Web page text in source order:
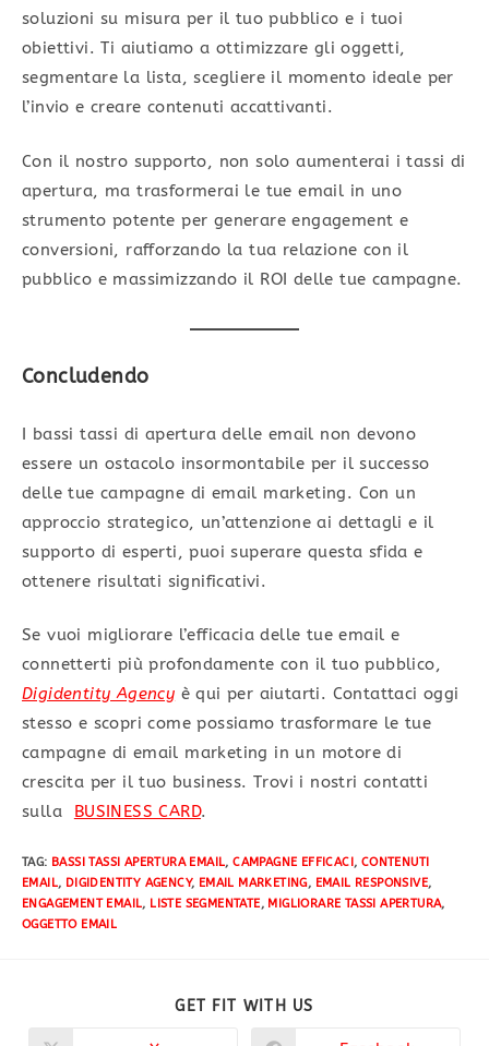
soluzioni su misura per il tuo pubblico e i tuoi
obiettivi. Ti aiutiamo a ottimizzare gli oggetti,
segmentare la lista, scegliere il momento ideale per
l’invio e creare contenuti accattivanti.
Con il nostro supporto, non solo aumenterai i tassi di
apertura, ma trasformerai le tue email in uno
strumento potente per generare engagement e
conversioni, rafforzando la tua relazione con il
pubblico e massimizzando il ROI delle tue campagne.
Concludendo
I bassi tassi di apertura delle email non devono
essere un ostacolo insormontabile per il successo
delle tue campagne di email marketing. Con un
approccio strategico, un’attenzione ai dettagli e il
supporto di esperti, puoi superare questa sfida e
ottenere risultati significativi.
Se vuoi migliorare l’efficacia delle tue email e
connetterti più profondamente con il tuo pubblico,
Digidentity Agency è qui per aiutarti. Contattaci oggi
stesso e scopri come possiamo trasformare le tue
campagne di email marketing in un motore di
crescita per il tuo business. Trovi i nostri contatti
sulla BUSINESS CARD.
TAG: BASSI TASSI APERTURA EMAIL, CAMPAGNE EFFICACI, CONTENUTI
EMAIL, DIGIDENTITY AGENCY, EMAIL MARKETING, EMAIL RESPONSIVE,
ENGAGEMENT EMAIL, LISTE SEGMENTATE, MIGLIORARE TASSI APERTURA,
OGGETTO EMAIL
GET FIT WITH US